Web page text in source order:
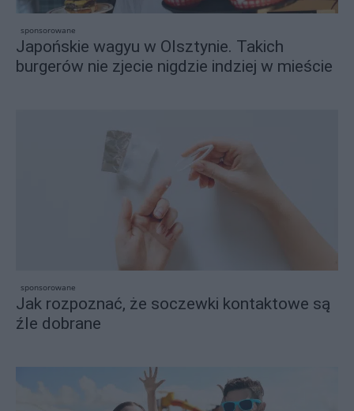
sponsorowane
Japońskie wagyu w Olsztynie. Takich
burgerów nie zjecie nigdzie indziej w mieście
sponsorowane
Jak rozpoznać, że soczewki kontaktowe są
źle dobrane